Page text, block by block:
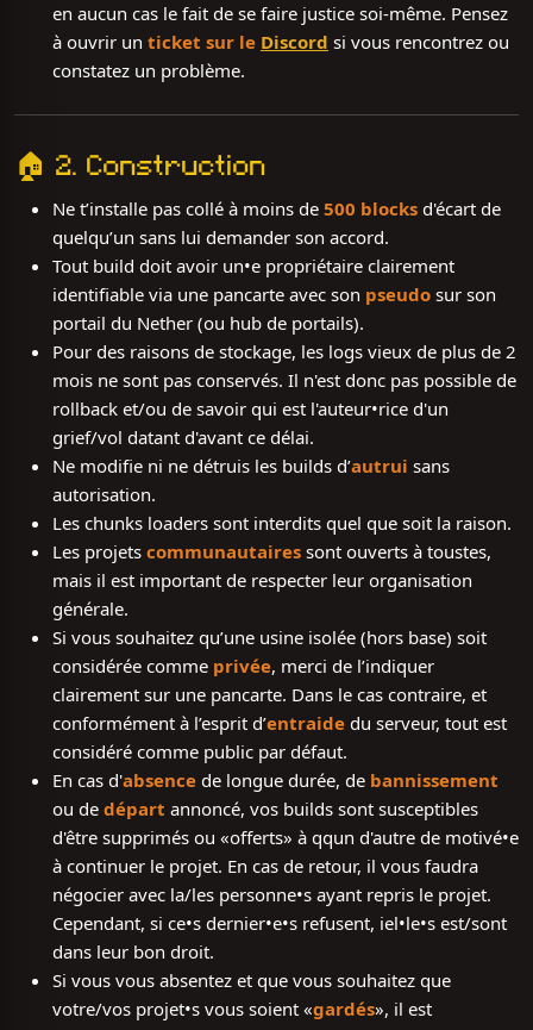
en aucun cas le fait de se faire justice soi-même. Pensez
à ouvrir un ticket sur le Discord si vous rencontrez ou
constatez un problème.
🏠 2. Construction
Ne t’installe pas collé à moins de 500 blocks d'écart de
quelqu’un sans lui demander son accord.
Tout build doit avoir un•e propriétaire clairement
identifiable via une pancarte avec son pseudo sur son
portail du Nether (ou hub de portails).
Pour des raisons de stockage, les logs vieux de plus de 2
mois ne sont pas conservés. Il n'est donc pas possible de
rollback et/ou de savoir qui est l'auteur•rice d'un
grief/vol datant d'avant ce délai.
Ne modifie ni ne détruis les builds d’autrui sans
autorisation.
Les chunks loaders sont interdits quel que soit la raison.
Les projets communautaires sont ouverts à toustes,
mais il est important de respecter leur organisation
générale.
Si vous souhaitez qu’une usine isolée (hors base) soit
considérée comme privée, merci de l’indiquer
clairement sur une pancarte. Dans le cas contraire, et
conformément à l’esprit d’entraide du serveur, tout est
considéré comme public par défaut.
En cas d'absence de longue durée, de bannissement
ou de départ annoncé, vos builds sont susceptibles
d'être supprimés ou «offerts» à qqun d'autre de motivé•e
à continuer le projet. En cas de retour, il vous faudra
négocier avec la/les personne•s ayant repris le projet.
Cependant, si ce•s dernier•e•s refusent, iel•le•s est/sont
dans leur bon droit.
Si vous vous absentez et que vous souhaitez que
votre/vos projet•s vous soient «gardés», il est